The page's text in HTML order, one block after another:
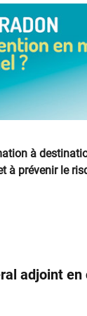
à
à prévenir le
adjoint en